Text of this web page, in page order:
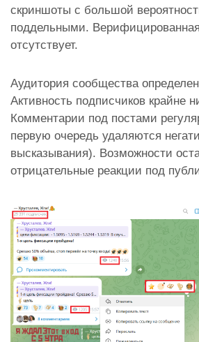
скриншоты с большой
поддельными.
отсутствует.
Аудитория сообщества
Активность подписчиков крайне
Комментарии под постами
первую очередь удаляются
высказывания). Возможности
отрицательные реакции под